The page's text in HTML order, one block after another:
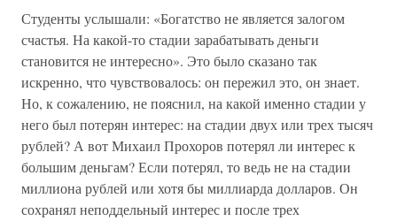
Студенты услышали: «Богатство не является залогом
счастья. На какой-то стадии зарабатывать деньги
становится не интересно». Это было сказано так
искренно, что чувствовалось: он пережил это, он знает.
Но, к сожалению, не пояснил, на какой именно стадии у
него был потерян интерес: на стадии двух или трех тысяч
рублей? А вот Михаил Прохоров потерял ли интерес к
большим деньгам? Если потерял, то ведь не на стадии
миллиона рублей или хотя бы миллиарда долларов. Он
сохранял неподдельный интерес и после трех